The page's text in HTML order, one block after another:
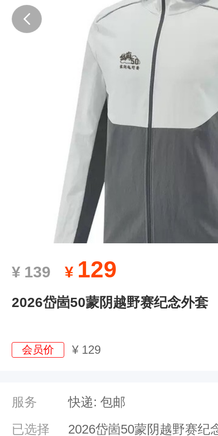
¥ 139 ¥ 129
2026岱崮50蒙阴越野赛纪念外套
会员价 ¥ 129
服务
快递: 包邮
已选择
2026岱崮50蒙阴越野赛纪